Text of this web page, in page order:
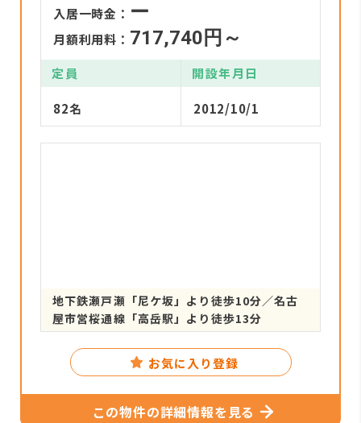
入居一時金： ー
月額利用料： 717,740円～
定員 開設年月日
82名 2012/10/1
地下鉄瀬戸瀬「尼ケ坂」より徒歩10分／名古
屋市営桜通線「高岳駅」より徒歩13分
お気に入り登録
この物件の詳細情報を見る